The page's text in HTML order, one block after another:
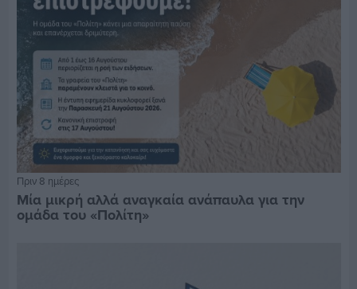
Πριν 8 ημέρες
Μία μικρή αλλά αναγκαία ανάπαυλα για την
ομάδα του «Πολίτη»